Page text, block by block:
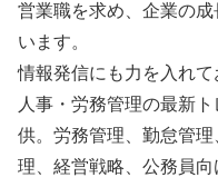
営業職を求め、企業の
います。
情報発信にも力を入れ
人事・労務管理の最新
供。労務管理、勤怠管
理、経営戦略、公務員